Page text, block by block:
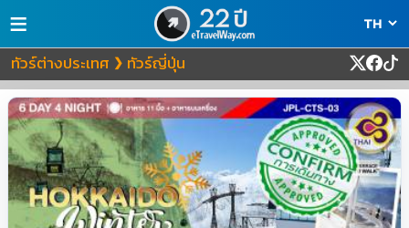
≡
ทัวร์ต่างประเทศ ❯ ทัวร์ญี่ปุ่น